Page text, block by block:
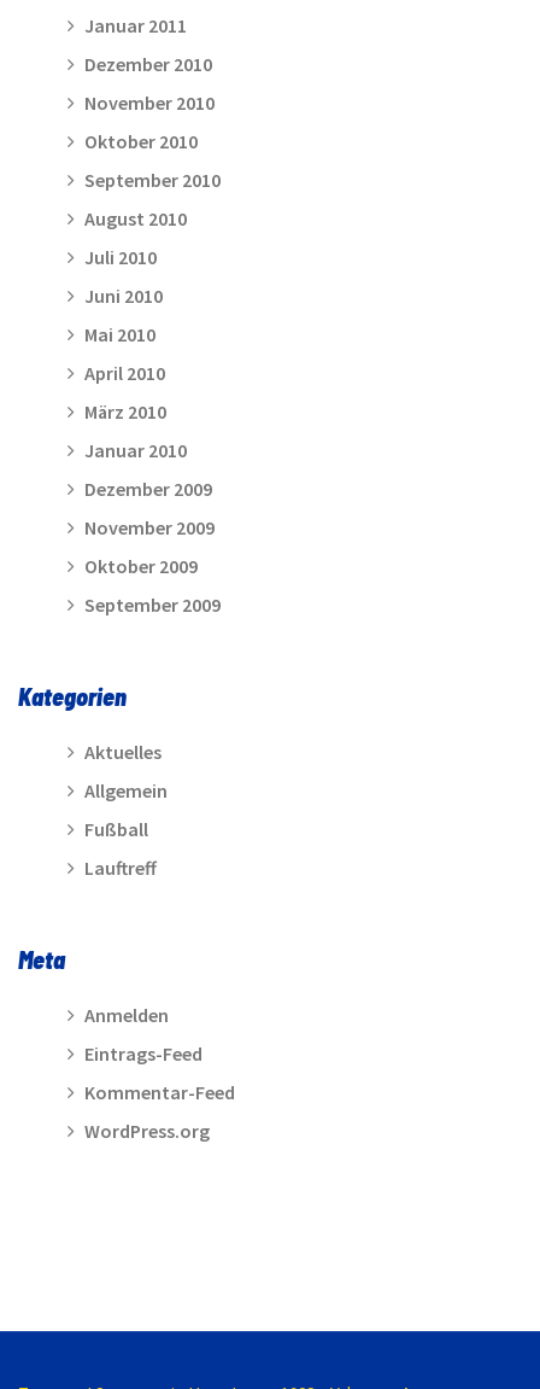
Januar 2011
Dezember 2010
November 2010
Oktober 2010
September 2010
August 2010
Juli 2010
Juni 2010
Mai 2010
April 2010
März 2010
Januar 2010
Dezember 2009
November 2009
Oktober 2009
September 2009
Kategorien
Aktuelles
Allgemein
Fußball
Lauftreff
Meta
Anmelden
Eintrags-Feed
Kommentar-Feed
WordPress.org